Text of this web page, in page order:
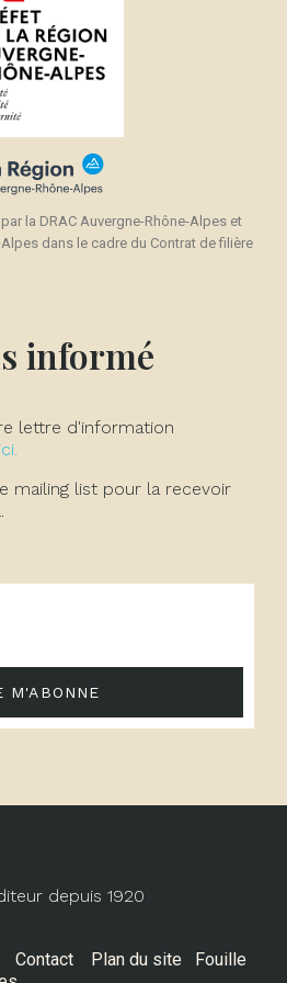
la DRAC Auvergne-Rhône-Alpes et
dans le cadre du Contrat de filière
informé
lettre d'information
mailing list pour la recevoir
M'ABONNE
depuis 1920
Contact Plan du site
Fouille